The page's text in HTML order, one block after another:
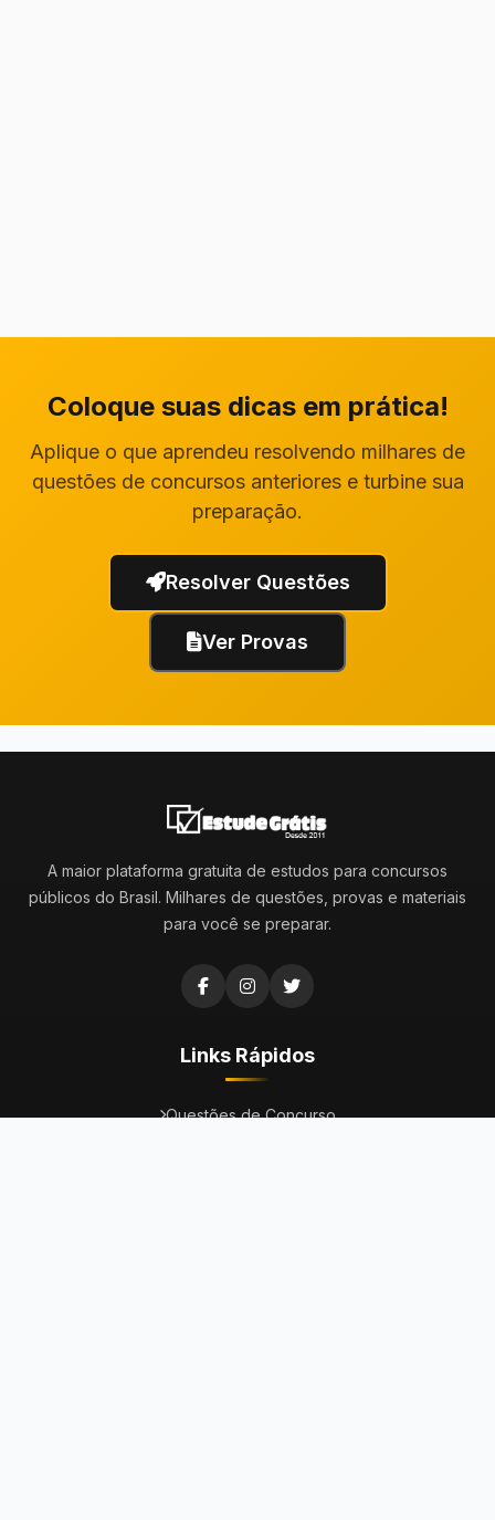
Coloque suas dicas em prática!
Aplique o que aprendeu resolvendo milhares de
questões de concursos anteriores e turbine sua
preparação.
Resolver Questões
Ver Provas
A maior plataforma gratuita de estudos para concursos
públicos do Brasil. Milhares de questões, provas e materiais
para você se preparar.
Links Rápidos
Questões de Concurso